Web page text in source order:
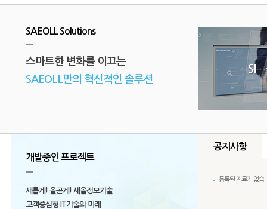
SAEOLL Solutions
스마트한 변화를 이끄는
SAEOLL만의 혁신적인 솔루션
개발중인 프로젝트
새롭게! 올곧게! 새올정보기술
고객중심형 IT기술의 미래
공지사항
등록된 자료가 없습
등록된 자료